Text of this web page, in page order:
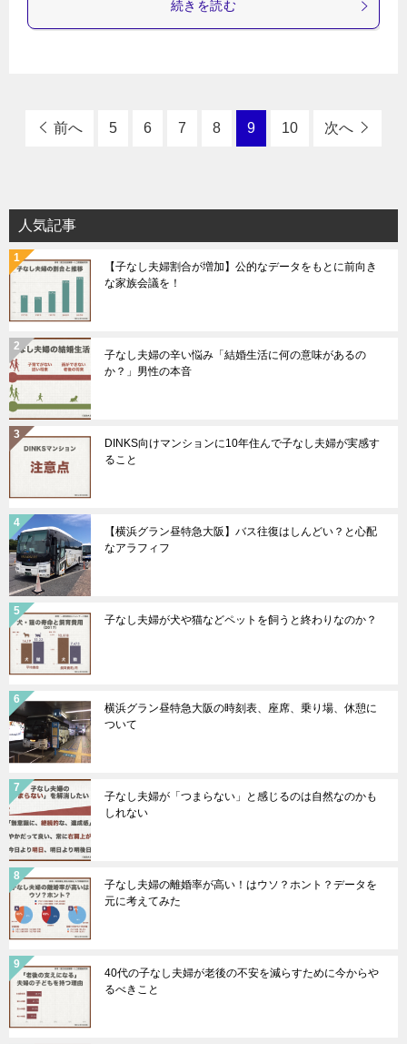
続きを読む
前へ 5 6 7 8 9 10 次へ
人気記事
【子なし夫婦割合が増加】公的なデータをもとに前向き
な家族会議を！
子なし夫婦の辛い悩み「結婚生活に何の意味があるの
か？」男性の本音
DINKS向けマンションに10年住んで子なし夫婦が実感す
ること
【横浜グラン昼特急大阪】バス往復はしんどい？と心配
なアラフィフ
子なし夫婦が犬や猫などペットを飼うと終わりなのか？
横浜グラン昼特急大阪の時刻表、座席、乗り場、休憩に
ついて
子なし夫婦が「つまらない」と感じるのは自然なのかも
しれない
子なし夫婦の離婚率が高い！はウソ？ホント？データを
元に考えてみた
40代の子なし夫婦が老後の不安を減らすために今からや
るべきこと